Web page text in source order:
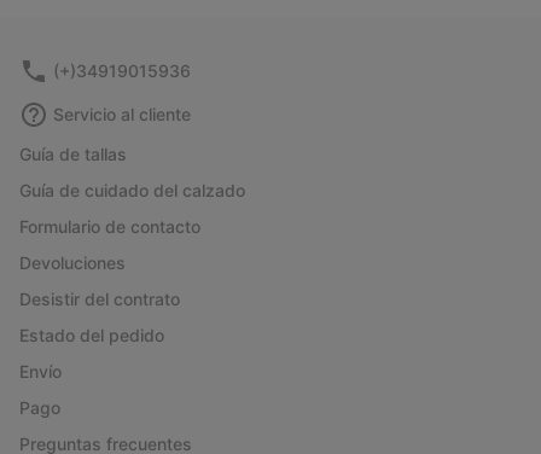
(+)34919015936
Servicio al cliente
Guía de tallas
Guía de cuidado del calzado
Formulario de contacto
Devoluciones
Desistir del contrato
Estado del pedido
Envío
Pago
Preguntas frecuentes